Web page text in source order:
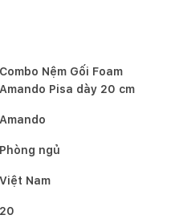
Combo Nệm Gối Foam
Amando Pisa dày 20 cm
Amando
Phòng ngủ
Việt Nam
20